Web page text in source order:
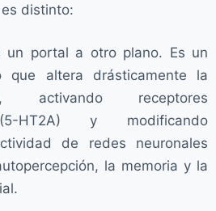
distinto:
un portal a otro plano. Es un
que altera drásticamente la
activando receptores
(5-HT2A) y modificando
de redes neuronales
la memoria y la